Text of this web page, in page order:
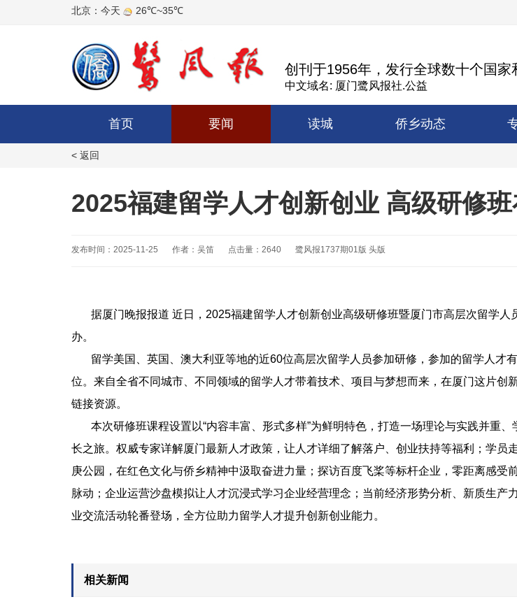
创刊于1956年，发行全球数十个国家
中文域名: 厦门鹭风报社.公益
首页 要闻 读城 侨乡动态
< 返回
2025福建留学人才创新创业 高级研修
发布时间：2025-11-25 作者：吴笛 点击量：2640 鹭风报1737期01版 头版
据厦门晚报报道 近日，2025福建留学人才创新创业高级研修班暨厦门市高层次留学人
办。
留学美国、英国、澳大利亚等地的近60位高层次留学人员参加研修，参加的留学人才
位。来自全省不同城市、不同领域的留学人才带着技术、项目与梦想而来，在厦门这片创
链接资源。
本次研修班课程设置以“内容丰富、形式多样”为鲜明特色，打造一场理论与实践并重、
长之旅。权威专家详解厦门最新人才政策，让人才详细了解落户、创业扶持等福利；学员
庚公园，在红色文化与侨乡精神中汲取奋进力量；探访百度飞桨等标杆企业，零距离感受
脉动；企业运营沙盘模拟让人才沉浸式学习企业经营理念；当前经济形势分析、新质生产
业交流活动轮番登场，全方位助力留学人才提升创新创业能力。
相关新闻